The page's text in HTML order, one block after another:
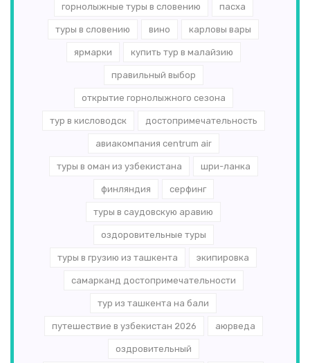
горнолыжные туры в словению пасха
туры в словению вино карловы вары
ярмарки купить тур в малайзию
правильный выбор
открытие горнолыжного сезона
тур в кисловодск достопримечательность
авиакомпания centrum air
туры в оман из узбекистана шри-ланка
финляндия серфинг
туры в саудовскую аравию
оздоровительные туры
туры в грузию из ташкента экипировка
самарканд достопримечательности
тур из ташкента на бали
путешествие в узбекистан 2026 аюрведа
оздровительный